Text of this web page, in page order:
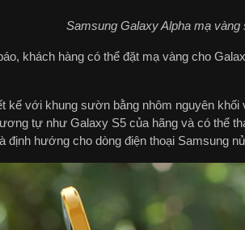
Samsung Galaxy Alpha mạ vàng
khách hàng có thể đặt mạ vàng cho
kế với khung sườn bằng nhôm nguyên
tự như Galaxy S5 của hãng và có thể
định hướng cho dòng điện thoại Samsung